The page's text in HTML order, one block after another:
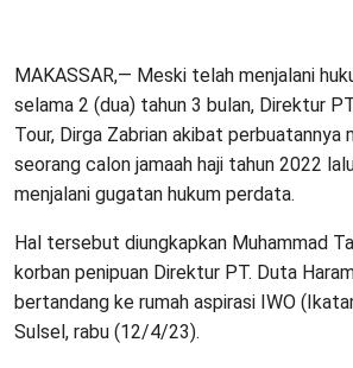
MAKASSAR,— Meski telah menjalani
selama 2 (dua) tahun 3 bulan, Direktur
Tour, Dirga Zabrian akibat perbuatannya
seorang calon jamaah haji tahun 2022
menjalani gugatan hukum perdata.
Hal tersebut diungkapkan Muhammad
korban penipuan Direktur PT. Duta
bertandang ke rumah aspirasi IWO
Sulsel, rabu (12/4/23).